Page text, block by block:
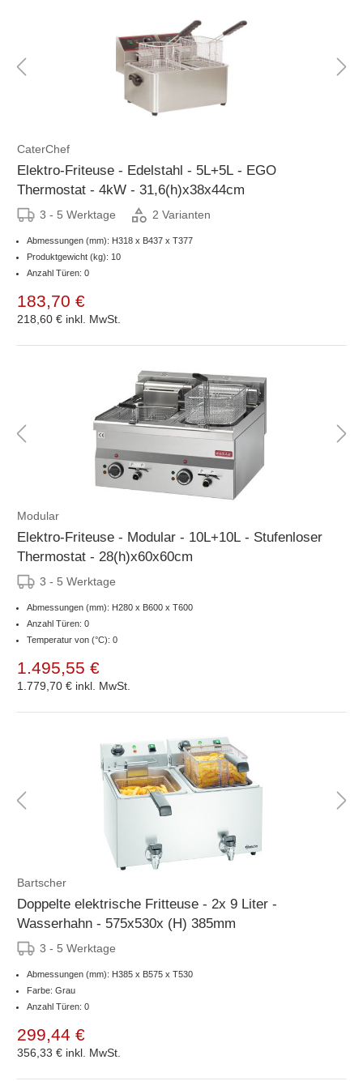
CaterChef
Elektro-Friteuse - Edelstahl - 5L+5L - EGO
Thermostat - 4kW - 31,6(h)x38x44cm
3 - 5 Werktage 2 Varianten
Abmessungen (mm): H318 x B437 x T377
Produktgewicht (kg): 10
Anzahl Türen: 0
183,70 €
218,60 € inkl. MwSt.
Modular
Elektro-Friteuse - Modular - 10L+10L - Stufenloser
Thermostat - 28(h)x60x60cm
3 - 5 Werktage
Abmessungen (mm): H280 x B600 x T600
Anzahl Türen: 0
Temperatur von (°C): 0
1.495,55 €
1.779,70 € inkl. MwSt.
Bartscher
Doppelte elektrische Fritteuse - 2x 9 Liter -
Wasserhahn - 575x530x (H) 385mm
3 - 5 Werktage
Abmessungen (mm): H385 x B575 x T530
Farbe: Grau
Anzahl Türen: 0
299,44 €
356,33 € inkl. MwSt.